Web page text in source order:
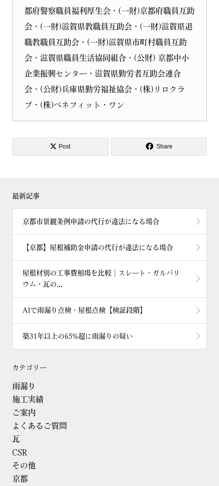
都府警察職員福利厚生会・(一財)京都府職員互助
会・(一財)滋賀県教職員互助会・(一財)滋賀県退
職教職員互助会・(一財)滋賀県市町村職員互助
会・滋賀県職員生活協同組合・(公財) 京都中小
企業振興センター・滋賀県勤労者互助会連合
会・(公財)兵庫県勤労福祉協会・(株)リロクラ
ブ・(株)ベネフィット・ワン
Post Share
最新記事
京都市景観条例申請の代行が違法になる場合
【京都】屋根補助金申請の代行が違法になる場合
屋根材別の工事費相場を比較｜スレート・ガルバリ
ウム・瓦の...
AIで雨漏り点検・屋根点検【検証段階】
築31年以上の65%超に雨漏りの疑い
カテゴリー
雨漏り
施工実績
ご案内
よくあるご質問
瓦
CSR
その他
京都